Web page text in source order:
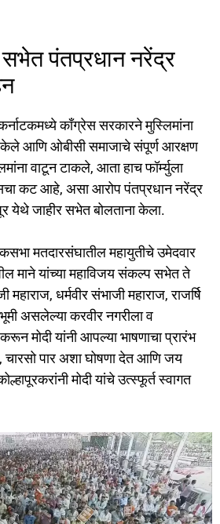
ar
सभेत पंतप्रधान नरेंद्र
काँग्रेस सरकारने मुस्लिमांना
केले आणि ओबीसी समाजाचे संपूर्ण आरक्षण
वाटून टाकले, आता हाच फॉर्म्युला
कट आहे, असा आरोप पंतप्रधान नरेंद्र
येथे जाहीर सभेत बोलताना केला.
मतदारसंघातील महायुतीचे उमेदवार
माने यांच्या महाविजय संकल्प सभेत ते
धर्मवीर संभाजी महाराज, राजर्षि
असलेल्या करवीर नगरीला व
करून मोदी यांनी आपल्या भाषणाचा प्रारंभ
पार अशा घोषणा देत आणि जय
मोदी यांचे उत्स्फूर्त स्वागत